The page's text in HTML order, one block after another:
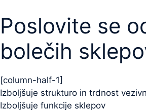
Poslovite se
bolečih
[column-half-1]
Izboljšuje strukturo in trdnost
Izboljšuje funkcije sklepov